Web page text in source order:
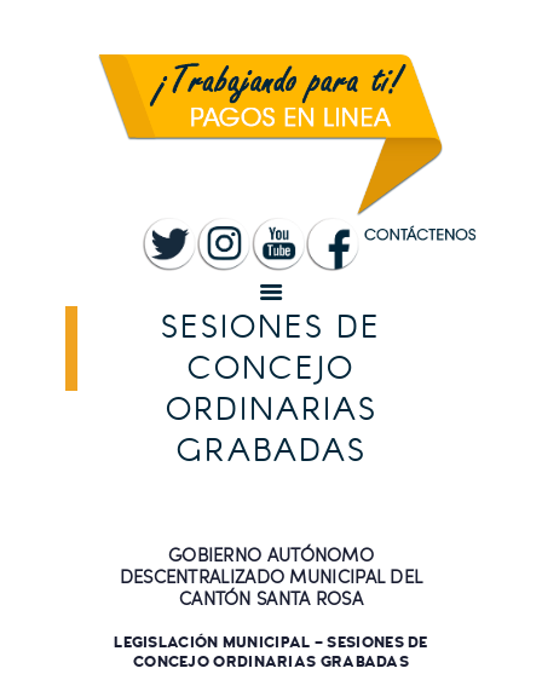
SESIONES DE
CONCEJO
ORDINARIAS
GRABADAS
MUNICIPALIDAD
SANTA ROSA
CUENTAS
SERVICIOS
CONVOCATORIAS
GOBIERNO AUTÓNOMO
DESCENTRALIZADO MUNICIPAL DEL
CANTÓN SANTA ROSA
LEGISLACIÓN MUNICIPAL – SESIONES DE
CONCEJO ORDINARIAS GRABADAS